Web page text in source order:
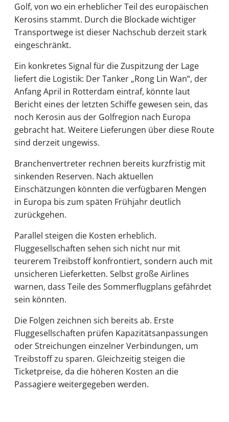
Golf, von wo ein erheblicher Teil des europäischen
Kerosins stammt. Durch die Blockade wichtiger
Transportwege ist dieser Nachschub derzeit stark
eingeschränkt.
Ein konkretes Signal für die Zuspitzung der Lage
liefert die Logistik: Der Tanker „Rong Lin Wan“, der
Anfang April in Rotterdam eintraf, könnte laut
Bericht eines der letzten Schiffe gewesen sein, das
noch Kerosin aus der Golfregion nach Europa
gebracht hat. Weitere Lieferungen über diese Route
sind derzeit ungewiss.
Branchenvertreter rechnen bereits kurzfristig mit
sinkenden Reserven. Nach aktuellen
Einschätzungen könnten die verfügbaren Mengen
in Europa bis zum späten Frühjahr deutlich
zurückgehen.
Parallel steigen die Kosten erheblich.
Fluggesellschaften sehen sich nicht nur mit
teurerem Treibstoff konfrontiert, sondern auch mit
unsicheren Lieferketten. Selbst große Airlines
warnen, dass Teile des Sommerflugplans gefährdet
sein könnten.
Die Folgen zeichnen sich bereits ab. Erste
Fluggesellschaften prüfen Kapazitätsanpassungen
oder Streichungen einzelner Verbindungen, um
Treibstoff zu sparen. Gleichzeitig steigen die
Ticketpreise, da die höheren Kosten an die
Passagiere weitergegeben werden.